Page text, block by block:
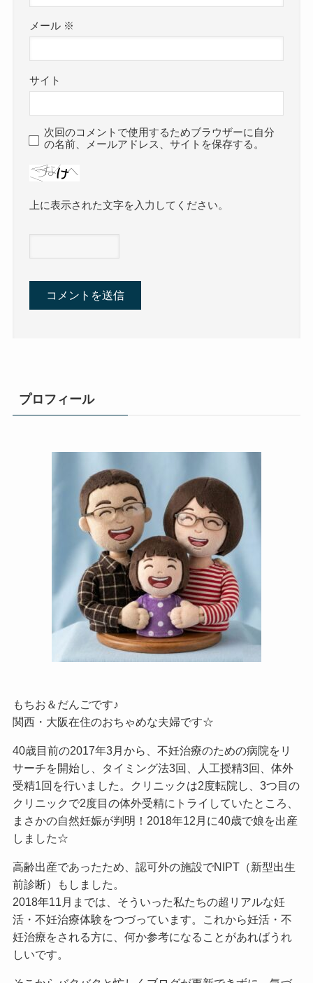
メール ※
サイト
次回のコメントで使用するためブラウザーに自分
の名前、メールアドレス、サイトを保存する。
上に表示された文字を入力してください。
プロフィール
もちお＆だんごです♪
関西・大阪在住のおちゃめな夫婦です☆
40歳目前の2017年3月から、不妊治療のための病院をリ
サーチを開始し、タイミング法3回、人工授精3回、体外
受精1回を行いました。クリニックは2度転院し、3つ目の
クリニックで2度目の体外受精にトライしていたところ、
まさかの自然妊娠が判明！2018年12月に40歳で娘を出産
しました☆
高齢出産であったため、認可外の施設でNIPT（新型出生
前診断）もしました。
2018年11月までは、そういった私たちの超リアルな妊
活・不妊治療体験をつづっています。これから妊活・不
妊治療をされる方に、何か参考になることがあればうれ
しいです。